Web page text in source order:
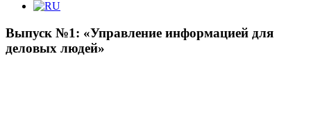
Выпуск №1: «Управление информацией для
деловых людей»